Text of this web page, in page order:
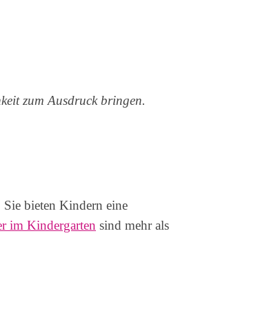
zum Ausdruck bringen.
Sie bieten Kindern eine
im Kindergarten sind mehr als